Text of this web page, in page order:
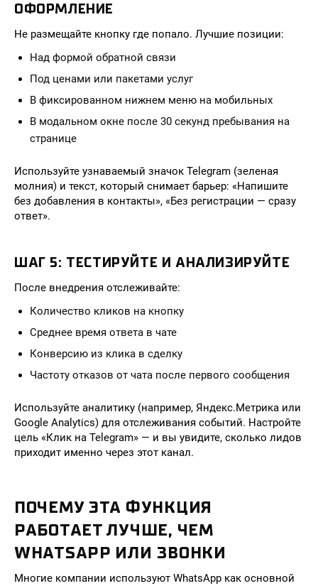
ОФОРМЛЕНИЕ
Не размещайте кнопку где попало. Лучшие позиции:
Над формой обратной связи
Под ценами или пакетами услуг
В фиксированном нижнем меню на мобильных
В модальном окне после 30 секунд пребывания на
странице
Используйте узнаваемый значок Telegram (зеленая
молния) и текст, который снимает барьер: «Напишите
без добавления в контакты», «Без регистрации — сразу
ответ».
ШАГ 5: ТЕСТИРУЙТЕ И АНАЛИЗИРУЙТЕ
После внедрения отслеживайте:
Количество кликов на кнопку
Среднее время ответа в чате
Конверсию из клика в сделку
Частоту отказов от чата после первого сообщения
Используйте аналитику (например, Яндекс.Метрика или
Google Analytics) для отслеживания событий. Настройте
цель «Клик на Telegram» — и вы увидите, сколько лидов
приходит именно через этот канал.
ПОЧЕМУ ЭТА ФУНКЦИЯ
РАБОТАЕТ ЛУЧШЕ, ЧЕМ
WHATSAPP ИЛИ ЗВОНКИ
Многие компании используют WhatsApp как основной